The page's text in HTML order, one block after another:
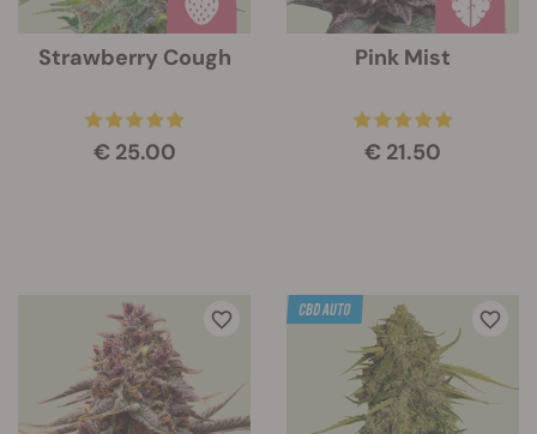
Strawberry Cough
€ 25.00
Pink Mist
€ 21.50